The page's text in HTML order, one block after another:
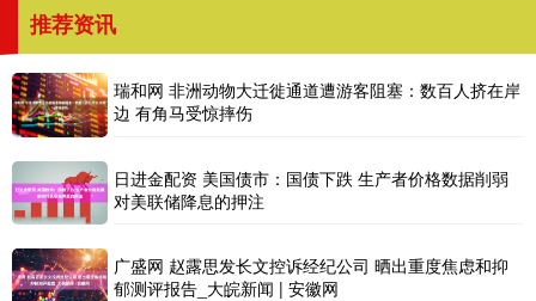
推荐资讯
瑞和网 非洲动物大迁徙通道遭游客阻塞：数百人挤在岸
边 有角马受惊摔伤
日进金配资 美国债市：国债下跌 生产者价格数据削弱
对美联储降息的押注
广盛网 赵露思发长文控诉经纪公司 晒出重度焦虑和抑
郁测评报告_大皖新闻 | 安徽网